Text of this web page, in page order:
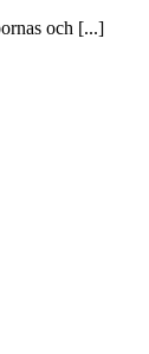
och [...]